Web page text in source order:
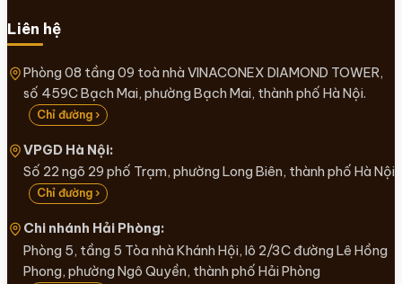
Liên hệ
Phòng 08 tầng 09 toà nhà VINACONEX DIAMOND TOWER,
số 459C Bạch Mai, phường Bạch Mai, thành phố Hà Nội.
Chỉ đường ›
VPGD Hà Nội:
Số 22 ngõ 29 phố Trạm, phường Long Biên, thành phố Hà Nội
Chỉ đường ›
Chi nhánh Hải Phòng:
Phòng 5, tầng 5 Tòa nhà Khánh Hội, lô 2/3C đường Lê Hồng
Phong, phường Ngô Quyền, thành phố Hải Phòng